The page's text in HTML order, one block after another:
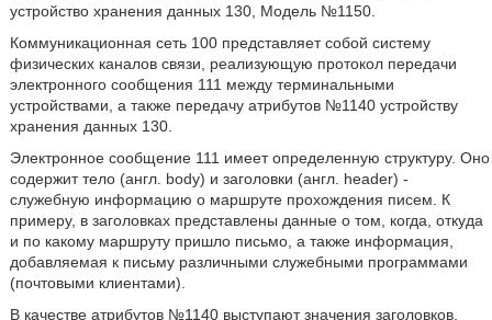
устройство хранения данных 130, Модель №1150.
Коммуникационная сеть 100 представляет собой систему
физических каналов связи, реализующую протокол передачи
электронного сообщения 111 между терминальными
устройствами, а также передачу атрибутов №1140 устройству
хранения данных 130.
Электронное сообщение 111 имеет определенную структуру. Оно
содержит тело (англ. body) и заголовки (англ. header) -
служебную информацию о маршруте прохождения писем. К
примеру, в заголовках представлены данные о том, когда, откуда
и по какому маршруту пришло письмо, а также информация,
добавляемая к письму различными служебными программами
(почтовыми клиентами).
В качестве атрибутов №1140 выступают значения заголовков,